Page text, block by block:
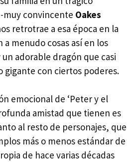
muy convincente Oakes
retrotrae a esa época en la
a menudo cosas así en los
adorable dragón que casi
gigante con ciertos poderes.
emocional de ‘Peter y el
amistad que tienen es
al resto de personajes, que
más o menos estándar de
de hace varias décadas